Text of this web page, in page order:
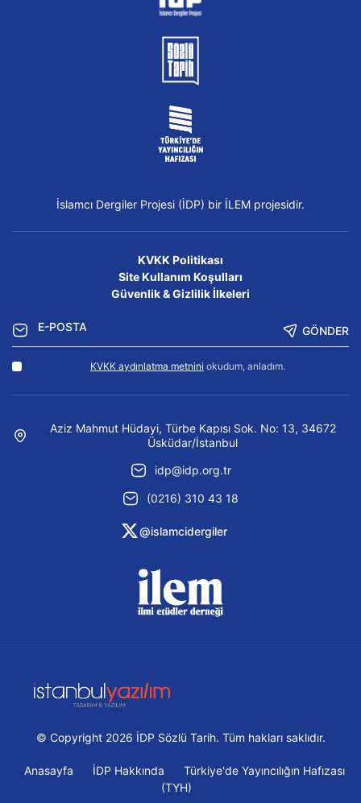
İslamcı Dergiler Projesi (İDP) bir İLEM projesidir.
KVKK Politikası
Site Kullanım Koşulları
Güvenlik & Gizlilik İlkeleri
GÖNDER
KVKK aydınlatma metnini okudum, anladım.
Aziz Mahmut Hüdayi, Türbe Kapısı Sok. No: 13, 34672
Üsküdar/İstanbul
idp@idp.org.tr
(0216) 310 43 18
@islamcidergiler
© Copyright 2026 İDP Sözlü Tarih. Tüm hakları saklıdır.
Anasayfa İDP Hakkında
Türkiye'de Yayıncılığın Hafızası
(TYH)